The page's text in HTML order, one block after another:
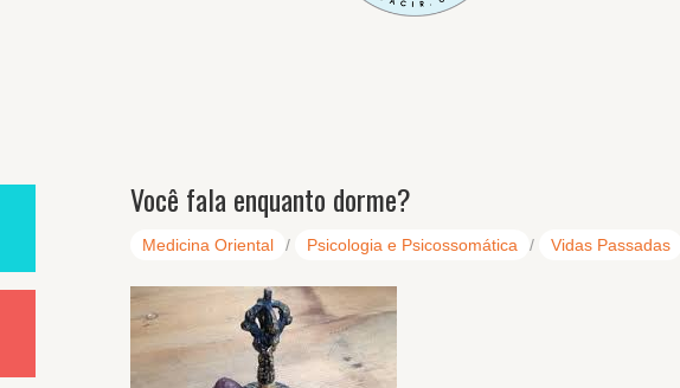
Você fala enquanto dorme?
Medicina Oriental / Psicologia e Psicossomática / Vidas Passadas